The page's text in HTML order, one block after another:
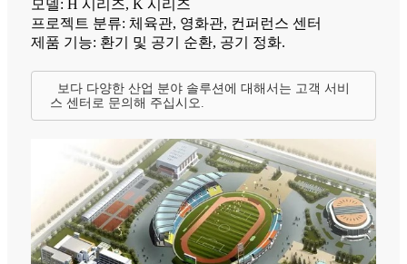
모델: H 시리즈, K 시리즈
프로젝트 분류: 체육관, 영화관, 컨퍼런스 센터
제품 기능: 환기 및 공기 순환, 공기 정화.
보다 다양한 산업 분야 솔루션에 대해서는 고객 서비
스 센터로 문의해 주십시오.